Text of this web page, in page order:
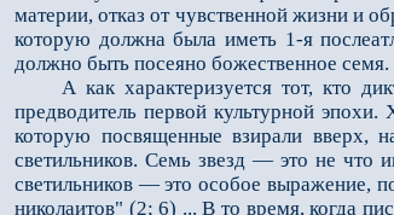
материи, отказ от чувственной жизни и
которую должна была иметь 1-я
должно быть посеяно божественное семя.
А как характеризуется тот, кто
предводитель первой культурной
которую посвященные взирали вверх,
светильников. Семь звезд — это не что
светильников — это особое выражение,
николаитов" (2; 6) ... В то время, когда